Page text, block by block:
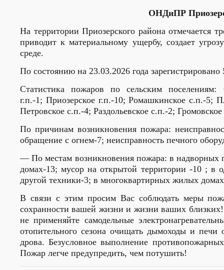
ОНДиПР
На территории Приозерского района отмечается
приводит к материальному ущербу, создает
среде.
По состоянию на 23.03.2026 года
Статистика пожаров по сельским
г.п.-1; Приозерское г.п.-10;Ромашкинское с.п.-5;
Петровское с.п.-4; Раздольевское с.п.-2;
По причинам возникновения пожара:
обращение с огнем-7; неисправность печного
— По местам возникновения пожара: в надворных
домах-13; мусор на открытой территории -10 ; в
другой техники-3; в многоквартирных жилых
В связи с этим просим Вас соблюдать меры
сохранности вашей жизни и жизни ваших
не применяйте самодельные
отопительного сезона очищать дымоходы и
дрова. Безусловное выполнение
Пожар легче предупредить, чем потушить!